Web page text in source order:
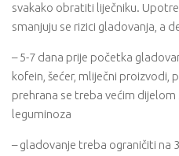
svakako obratiti liječniku.
smanjuju se rizici gladovanja, a
– 5-7 dana prije početka
kofein, šećer, mliječni proizvodi,
prehrana se treba većim
leguminoza
– gladovanje treba ograničiti na